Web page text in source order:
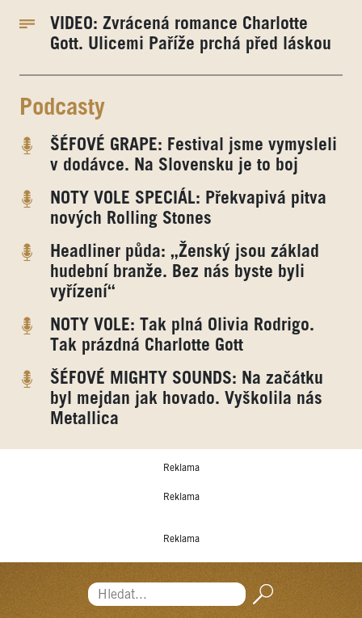
VIDEO: Zvrácená romance Charlotte
Gott. Ulicemi Paříže prchá před láskou
Podcasty
ŠÉFOVÉ GRAPE: Festival jsme vymysleli
v dodávce. Na Slovensku je to boj
NOTY VOLE SPECIÁL: Překvapivá pitva
nových Rolling Stones
Headliner půda: „Ženský jsou základ
hudební branže. Bez nás byste byli
vyřízení“
NOTY VOLE: Tak plná Olivia Rodrigo.
Tak prázdná Charlotte Gott
ŠÉFOVÉ MIGHTY SOUNDS: Na začátku
byl mejdan jak hovado. Vyškolila nás
Metallica
Reklama
Reklama
Reklama
Hledat...